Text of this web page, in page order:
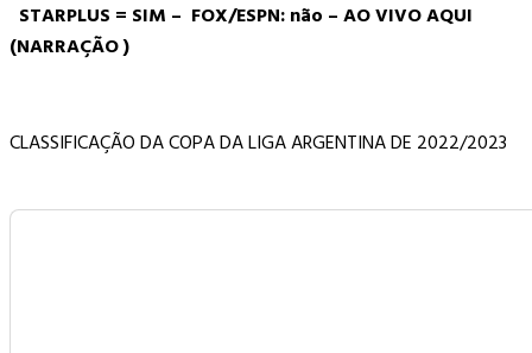
STARPLUS = SIM – FOX/ESPN: não – AO VIVO AQUI
(NARRAÇÃO )
CLASSIFICAÇÃO DA COPA DA LIGA ARGENTINA DE 2022/2023